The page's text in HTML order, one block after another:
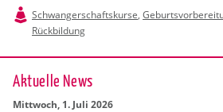
Schwangerschaftskurse,
Rückbildung
Ak­tu­el­le News
Mitt­woch, 1. Juli 2026